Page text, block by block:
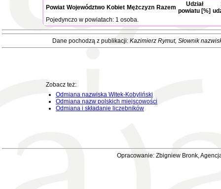
Powiat Województwo Kobiet Mężczyzn Razem
Udział
powiatu [%]
Pojedynczo w powiatach: 1 osoba.
Dane pochodzą z publikacji: Kazimierz Rymut, Słownik
Zobacz też:
Odmiana nazwiska Witek-Kobyliński
Odmiana nazw polskich miejscowości
Odmiana i składanie liczebników
Opracowanie: Zbigniew Bronk,